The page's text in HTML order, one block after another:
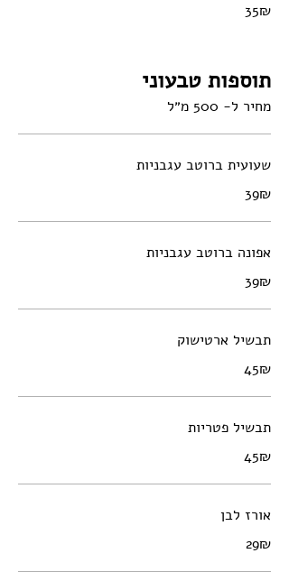
‏35 ‏₪
תוספות טבעוני
מחיר ל- 500 מ״ל
שעועית ברוטב עגבניות
‏39 ‏₪
אפונה ברוטב עגבניות
‏39 ‏₪
תבשיל ארטישוק
‏45 ‏₪
תבשיל פטריות
‏45 ‏₪
אורז לבן
‏29 ‏₪